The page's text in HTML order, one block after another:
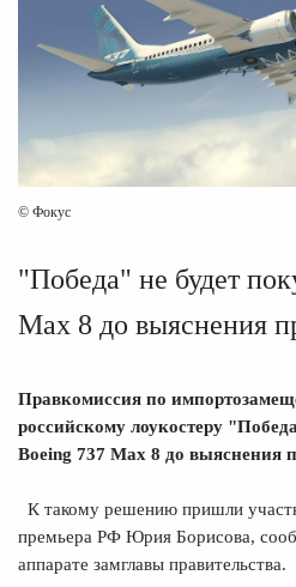
© Фокус
"Победа" не будет
Max 8 до выяснения
Правкомиссия по
российскому лоукостеру
Boeing 737 Max 8 до выяснения
К такому решению пришли
премьера РФ Юрия Борисова,
аппарате замглавы правительства.